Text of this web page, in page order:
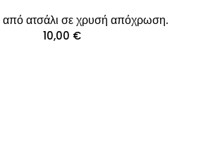
από ατσάλι σε χρυσή απόχρωση.
10,00 €